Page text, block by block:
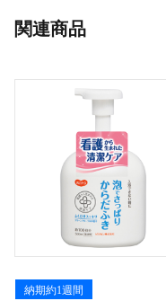
関連商品
納期約1週間